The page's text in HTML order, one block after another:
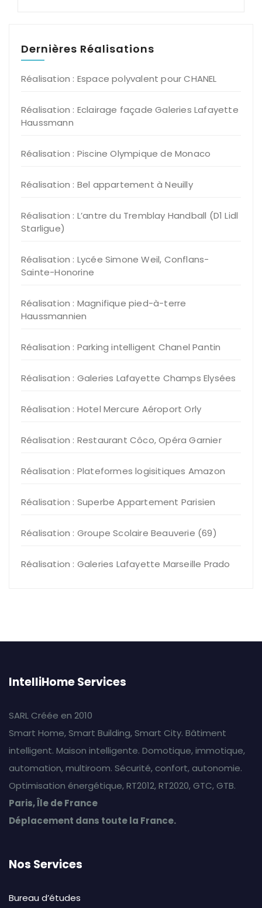
Dernières Réalisations
Réalisation : Espace polyvalent pour CHANEL
Réalisation : Eclairage façade Galeries Lafayette
Haussmann
Réalisation : Piscine Olympique de Monaco
Réalisation : Bel appartement à Neuilly
Réalisation : L’antre du Tremblay Handball (D1 Lidl
Starligue)
Réalisation : Lycée Simone Weil, Conflans-
Sainte-Honorine
Réalisation : Magnifique pied-à-terre
Haussmannien
Réalisation : Parking intelligent Chanel Pantin
Réalisation : Galeries Lafayette Champs Elysées
Réalisation : Hotel Mercure Aéroport Orly
Réalisation : Restaurant Côco, Opéra Garnier
Réalisation : Plateformes logisitiques Amazon
Réalisation : Superbe Appartement Parisien
Réalisation : Groupe Scolaire Beauverie (69)
Réalisation : Galeries Lafayette Marseille Prado
IntelliHome Services
SARL Créée en 2010
Smart Home, Smart Building, Smart City. Bâtiment
intelligent. Maison intelligente. Domotique, immotique,
automation, multiroom. Sécurité, confort, autonomie.
Optimisation énergétique, RT2012, RT2020, GTC, GTB.
Paris, Île de France
Déplacement dans toute la France.
Nos Services
Bureau d’études